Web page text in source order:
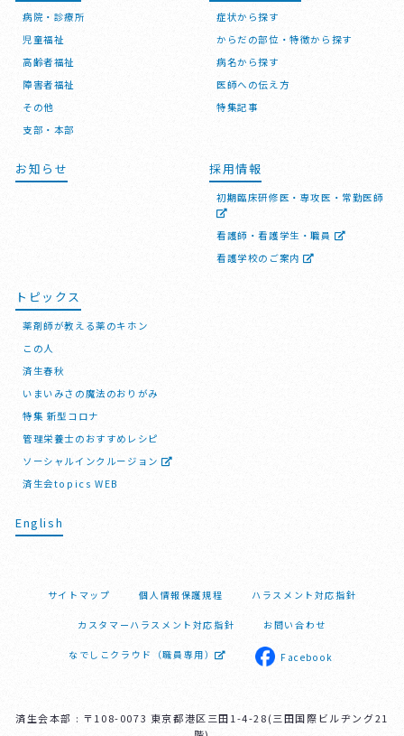
病院・診療所
児童福祉
高齢者福祉
障害者福祉
その他
支部・本部
症状から探す
からだの部位・特徴から探す
病名から探す
医師への伝え方
特集記事
お知らせ 採用情報
初期臨床研修医・専攻医・常勤医師
看護師・看護学生・職員
看護学校のご案内
トピックス
薬剤師が教える薬のキホン
この人
済生春秋
いまいみさの魔法のおりがみ
特集 新型コロナ
管理栄養士のおすすめレシピ
ソーシャルインクルージョン
済生会topics WEB
English
サイトマップ 個人情報保護規程 ハラスメント対応指針
カスタマーハラスメント対応指針 お問い合わせ
なでしこクラウド（職員専用） Facebook
済生会本部 : 〒108-0073 東京都港区三田1-4-28(三田国際ビルヂング21